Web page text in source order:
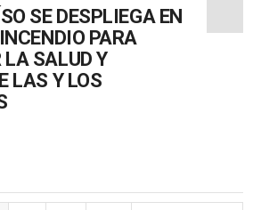
SE DESPLIEGA EN
PARA
LA SALUD Y
LAS Y LOS